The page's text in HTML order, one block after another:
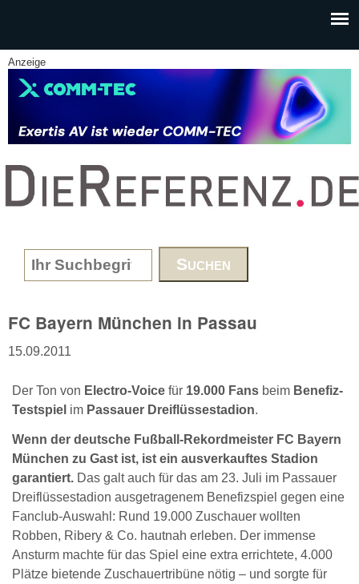
Anzeige
www.DieReferenz.de
Search form
FC Bayern München in Passau
15.09.2011
Der Ton von Electro-Voice für 19.000 Fans beim Benefiz-
Testspiel im Passauer Dreiflüssestadion.
Wenn der deutsche Fußball-Rekordmeister FC Bayern
München zu Gast ist, ist ein ausverkauftes Stadion
garantiert. Das galt auch für das am 23. Juli im Passauer
Dreiflüssestadion ausgetragenem Benefizspiel gegen eine
Fanclub-Auswahl: Rund 19.000 Zuschauer wollten
Robben, Ribery & Co. hautnah erleben. Der immense
Ansturm machte für das Spiel eine extra errichtete, 4.000
Plätze bietende Zuschauertribüne nötig – und sorgte für